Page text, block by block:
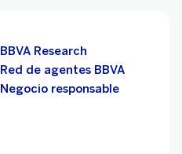
BBVA Research
Red de agentes BBVA
Negocio responsable